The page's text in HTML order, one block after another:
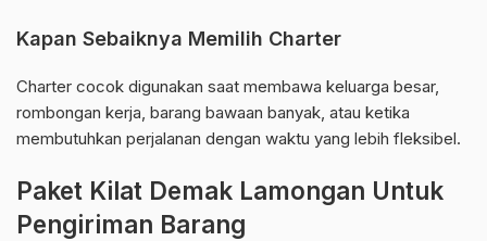
Kapan Sebaiknya Memilih Charter
Charter cocok digunakan saat membawa keluarga besar,
rombongan kerja, barang bawaan banyak, atau ketika
membutuhkan perjalanan dengan waktu yang lebih fleksibel.
Paket Kilat Demak Lamongan Untuk
Pengiriman Barang